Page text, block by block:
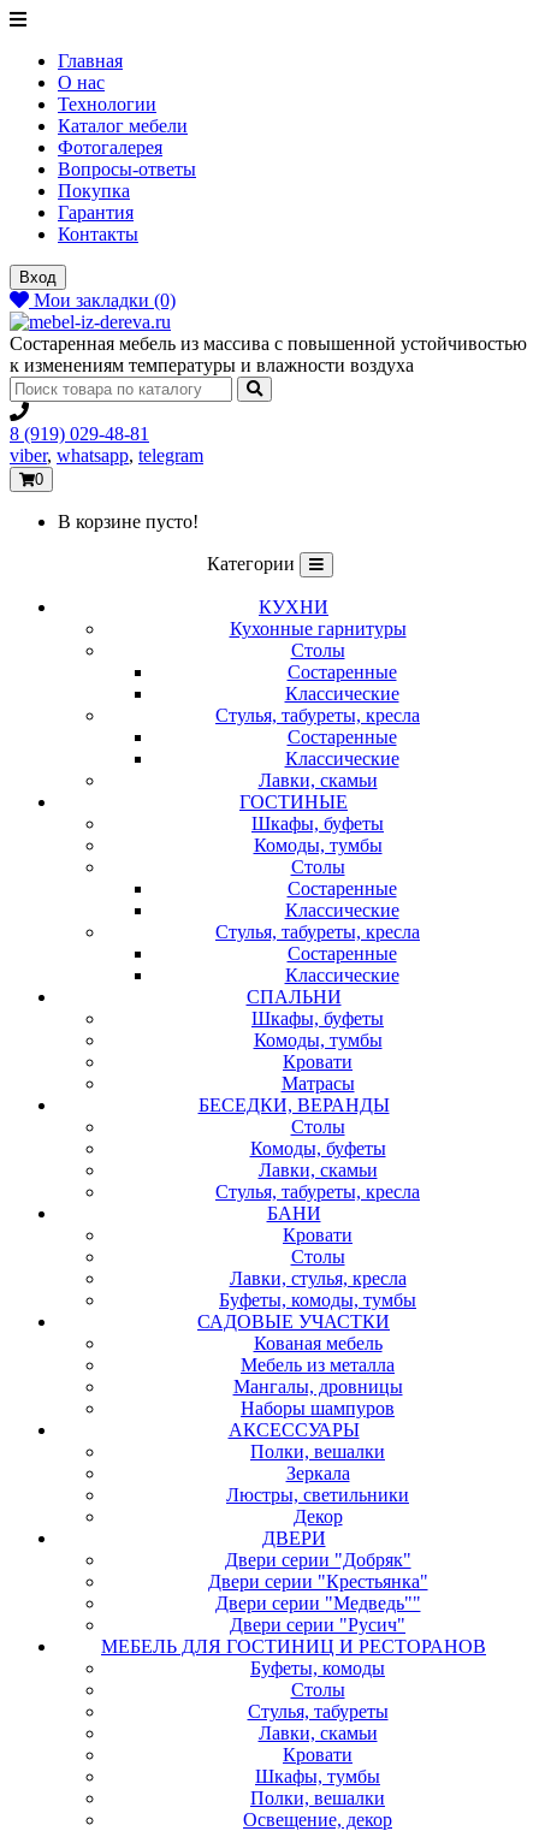
Главная
О нас
Технологии
Каталог мебели
Фотогалерея
Вопросы-ответы
Покупка
Гарантия
Контакты
Вход
Мои закладки (0)
Состаренная мебель из массива с повышенной устойчивостью
к изменениям температуры и влажности воздуха
8 (919) 029-48-81
viber, whatsapp, telegram
0
В корзине пусто!
Категории
КУХНИ
Кухонные гарнитуры
Столы
Состаренные
Классические
Стулья, табуреты, кресла
Состаренные
Классические
Лавки, скамьи
ГОСТИНЫЕ
Шкафы, буфеты
Комоды, тумбы
Столы
Состаренные
Классические
Стулья, табуреты, кресла
Состаренные
Классические
СПАЛЬНИ
Шкафы, буфеты
Комоды, тумбы
Кровати
Матрасы
БЕСЕДКИ, ВЕРАНДЫ
Столы
Комоды, буфеты
Лавки, скамьи
Стулья, табуреты, кресла
БАНИ
Кровати
Столы
Лавки, стулья, кресла
Буфеты, комоды, тумбы
САДОВЫЕ УЧАСТКИ
Кованая мебель
Мебель из металла
Мангалы, дровницы
Наборы шампуров
АКСЕССУАРЫ
Полки, вешалки
Зеркала
Люстры, светильники
Декор
ДВЕРИ
Двери серии "Добряк"
Двери серии "Крестьянка"
Двери серии "Медведь""
Двери серии "Русич"
МЕБЕЛЬ ДЛЯ ГОСТИНИЦ И РЕСТОРАНОВ
Буфеты, комоды
Столы
Стулья, табуреты
Лавки, скамьи
Кровати
Шкафы, тумбы
Полки, вешалки
Освещение, декор